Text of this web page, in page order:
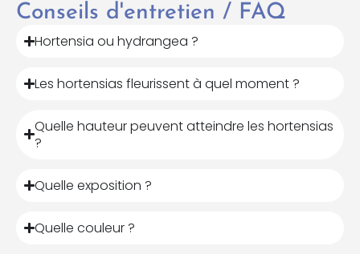
Conseils d'entretien / FAQ
Hortensia ou hydrangea ?
Les hortensias fleurissent à quel moment ?
Quelle hauteur peuvent atteindre les hortensias
?
Quelle exposition ?
Quelle couleur ?